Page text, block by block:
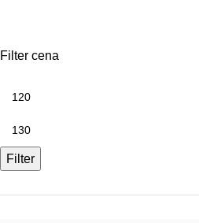
Filter cena
Filter